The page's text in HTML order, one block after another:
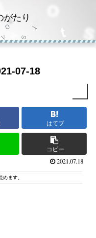
がたり
07-18
はてブ
コピー
2021.07.18
めます。